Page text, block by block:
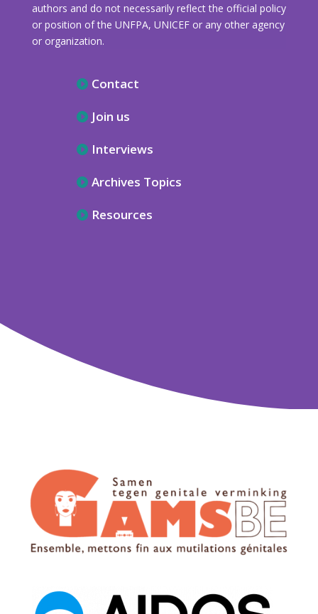
authors and do not necessarily reflect the official policy
or position of the UNFPA, UNICEF or any other agency
or organization.
Contact
Join us
Interviews
Archives Topics
Resources